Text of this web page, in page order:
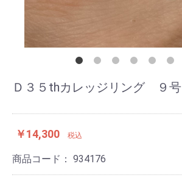
Ｄ３５thカレッジリング ９号
￥14,300 税込
商品コード： 934176